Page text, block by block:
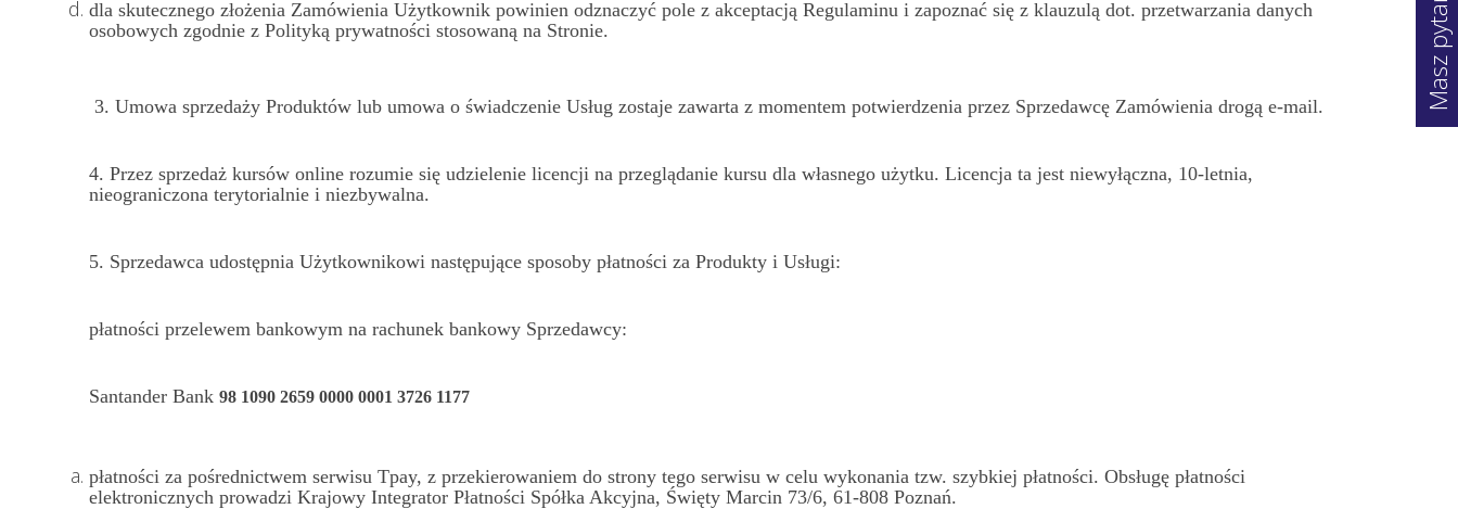
Masz pytanie?
dla skutecznego złożenia Zamówienia Użytkownik powinien odznaczyć pole z akceptacją Regulaminu i zapoznać się z klauzulą dot. przetwarzania danych
osobowych zgodnie z Polityką prywatności stosowaną na Stronie.
3. Umowa sprzedaży Produktów lub umowa o świadczenie Usług zostaje zawarta z momentem potwierdzenia przez Sprzedawcę Zamówienia drogą e-mail.
4. Przez sprzedaż kursów online rozumie się udzielenie licencji na przeglądanie kursu dla własnego użytku. Licencja ta jest niewyłączna, 10-letnia,
nieograniczona terytorialnie i niezbywalna.
5. Sprzedawca udostępnia Użytkownikowi następujące sposoby płatności za Produkty i Usługi:
płatności przelewem bankowym na rachunek bankowy Sprzedawcy:
Santander Bank 98 1090 2659 0000 0001 3726 1177
płatności za pośrednictwem serwisu Tpay, z przekierowaniem do strony tego serwisu w celu wykonania tzw. szybkiej płatności. Obsługę płatności
elektronicznych prowadzi Krajowy Integrator Płatności Spółka Akcyjna, Święty Marcin 73/6, 61-808 Poznań.